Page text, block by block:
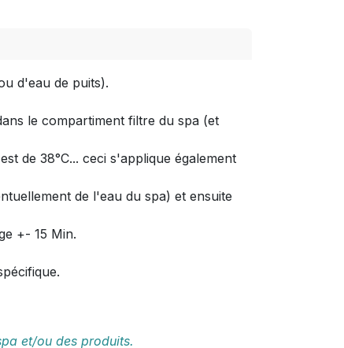
d'eau de puits).
le compartiment filtre du spa (et
de 38°C... ceci s'applique également
de l'eau du spa) et ensuite
+- 15 Min.
et/ou des produits.